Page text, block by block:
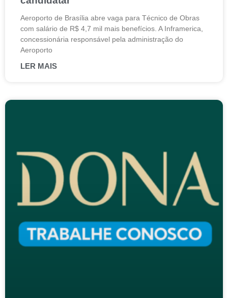
Aeroporto de Brasília abre vaga para Técnico de Obras
com salário de R$ 4,7 mil mais benefícios. A Inframerica,
concessionária responsável pela administração do
Aeroporto
LER MAIS